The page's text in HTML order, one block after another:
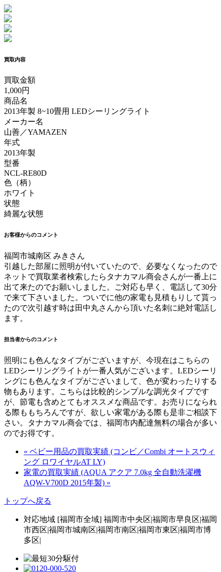
買取内容
買取金額
1,000円
商品名
2013年製 8~10畳用 LEDシーリングライト
メーカー名
山善／YAMAZEN
年式
2013年製
型番
NCL-RE80D
色（柄）
ホワイト
状態
綺麗な状態
お客様からのコメント
福岡市城南区 みきさん
引越した部屋に照明が付いていたので、必要なくなったので
ネットで買取業者検索したらタナカマル商会さんが一番上に
出て来たのでお願いしました。ご対応も早く、電話して30分
で来て下さいました。ついでに他の家電も見積もりして貰っ
たので次引越す時は田中丸さんから頂いた名刺に絶対電話し
ます。
担当者からのコメント
照明にも色んなタイプがございますが、今現在はこちらの
LEDシーリングライトが一番人気がございます。LEDシーリ
ングにも色んなタイプがございまして、色が変わったりする
物もあります。こちらは比較的シンプルな調光タイプです
が、節電も含めとてもオススメな商品です。お売りになられ
る際ももちろんですが、欲しい家電がある際も是非ご相談下
さい。タナカマル商会では、福岡市内配達無料の場合が多い
のでお得です。
« ベビー用品の買取実績 (コンビ／Combi オートスウィ
ング ロワイヤルAT LY)
家電の買取実績 (AQUA アクア 7.0kg 全自動洗濯機
AQW-V700D 2015年製) »
トップへ戻る
対応地域 [福岡市全域] 福岡市中央区|福岡市早良区|福岡
市西区|福岡市城南区|福岡市南区|福岡市東区|福岡市博
多区|